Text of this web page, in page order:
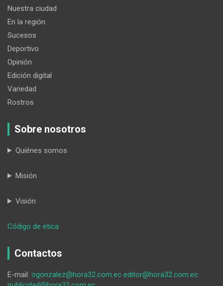
Nuestra ciudad
En la región
Sucesos
Deportivo
Opinión
Edición digital
Variedad
Rostros
Sobre nosotros
Quiénes somos
Misión
Visión
Código de ética
en
casa
Contactos
E-mail: ogonzalez@hora32.com.ec editor@hora32.com.ec